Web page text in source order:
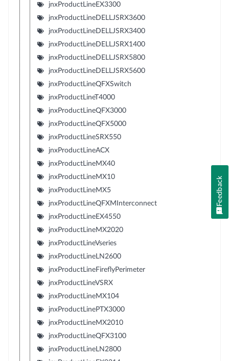
jnxProductLineEX3300
jnxProductLineDELLJSRX3600
jnxProductLineDELLJSRX3400
jnxProductLineDELLJSRX1400
jnxProductLineDELLJSRX5800
jnxProductLineDELLJSRX5600
jnxProductLineQFXSwitch
jnxProductLineT4000
jnxProductLineQFX3000
jnxProductLineQFX5000
jnxProductLineSRX550
jnxProductLineACX
jnxProductLineMX40
jnxProductLineMX10
jnxProductLineMX5
jnxProductLineQFXMInterconnect
jnxProductLineEX4550
jnxProductLineMX2020
jnxProductLineVseries
jnxProductLineLN2600
jnxProductLineFireflyPerimeter
jnxProductLineVSRX
jnxProductLineMX104
jnxProductLinePTX3000
jnxProductLineMX2010
jnxProductLineQFX3100
jnxProductLineLN2800
Feedback